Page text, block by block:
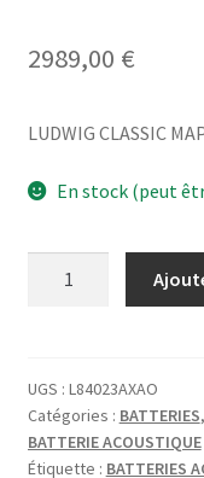
2989,00 €
LUDWIG CLASSIC
En stock (peut
MAPLE
AGE
ONYX
UGS : L84023AXAO
Catégories : BATTERIES,
BATTERIE ACOUSTIQUE
Étiquette : BATTERIES